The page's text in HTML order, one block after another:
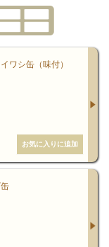
に、
ない⁉
ません。
と「お味噌汁」
的にも実証済
録され、家庭で
るとの報告もな
「白米」「味噌
いるのです。
菜三品、お漬物
た。10年前と比
ワシ缶（味付）